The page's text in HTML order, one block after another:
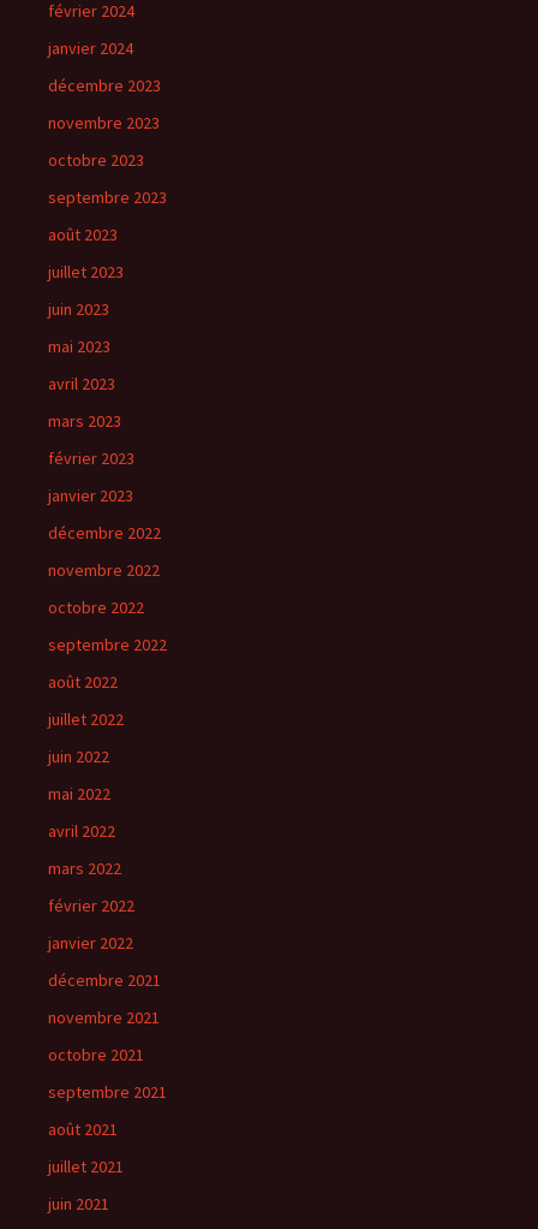
février 2024
janvier 2024
décembre 2023
novembre 2023
octobre 2023
septembre 2023
août 2023
juillet 2023
juin 2023
mai 2023
avril 2023
mars 2023
février 2023
janvier 2023
décembre 2022
novembre 2022
octobre 2022
septembre 2022
août 2022
juillet 2022
juin 2022
mai 2022
avril 2022
mars 2022
février 2022
janvier 2022
décembre 2021
novembre 2021
octobre 2021
septembre 2021
août 2021
juillet 2021
juin 2021